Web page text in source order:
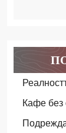
Кафе без